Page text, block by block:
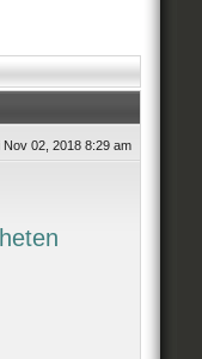
Nov 02, 2018 8:29 am